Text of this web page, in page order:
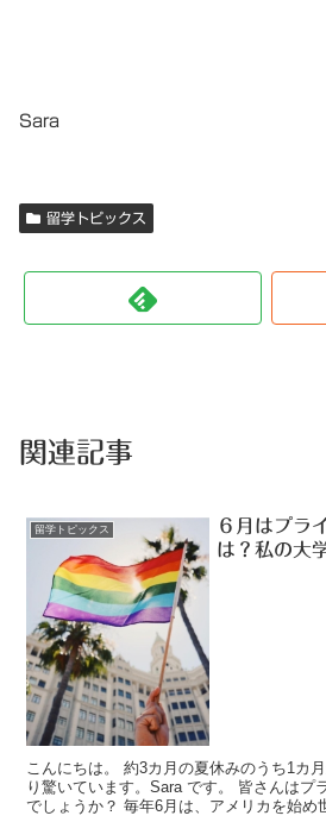
Sara
留学トピックス
関連記事
留学トピックス
６月はプラ
は？私の大
こんにちは。 約3カ月の夏休みのうち1カ
り驚いています。Sara です。 皆さんはプ
でしょうか？ 毎年6月は、アメリカを始め